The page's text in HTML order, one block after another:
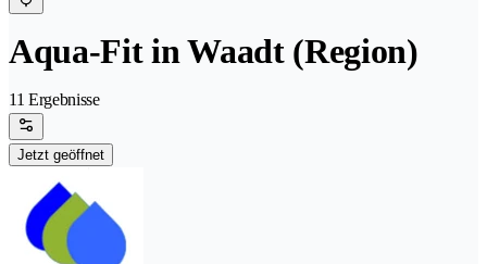
Aqua-Fit in Waadt (Region)
11 Ergebnisse
Jetzt geöffnet